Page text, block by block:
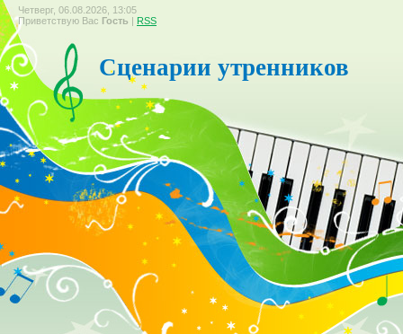
Четверг, 06.08.2026, 13:05
Приветствую Вас Гость | RSS
Сценарии утренников